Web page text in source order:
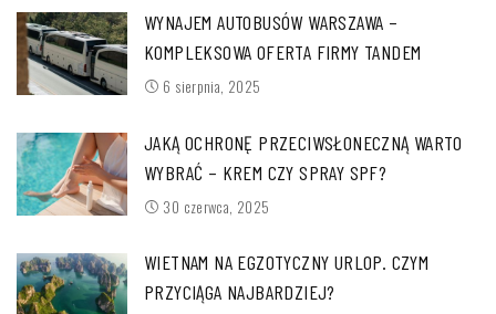
WYNAJEM AUTOBUSÓW WARSZAWA –
KOMPLEKSOWA OFERTA FIRMY TANDEM
6 sierpnia, 2025
JAKĄ OCHRONĘ PRZECIWSŁONECZNĄ WARTO
WYBRAĆ – KREM CZY SPRAY SPF?
30 czerwca, 2025
WIETNAM NA EGZOTYCZNY URLOP. CZYM
PRZYCIĄGA NAJBARDZIEJ?